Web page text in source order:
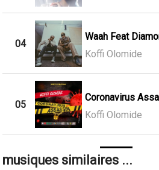
04
Waah Feat
Koffi Olomide
05
Coronavirus
Koffi Olomide
musiques similaires ...